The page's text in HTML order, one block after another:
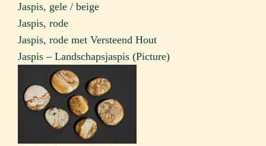
Jaspis, gele / beige
Jaspis, rode
Jaspis, rode met Versteend Hout
Jaspis – Landschapsjaspis (Picture)